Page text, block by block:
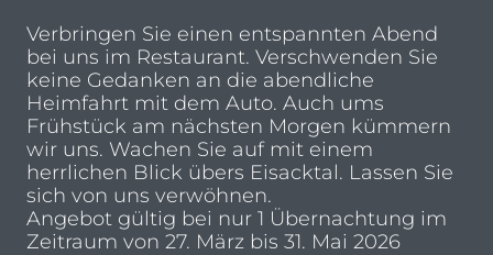
Verbringen Sie einen entspannten Abend
bei uns im Restaurant. Verschwenden Sie
keine Gedanken an die abendliche
Heimfahrt mit dem Auto. Auch ums
Frühstück am nächsten Morgen kümmern
wir uns. Wachen Sie auf mit einem
herrlichen Blick übers Eisacktal. Lassen Sie
sich von uns verwöhnen.
Angebot gültig bei nur 1 Übernachtung im
Zeitraum von 27. März bis 31. Mai 2026